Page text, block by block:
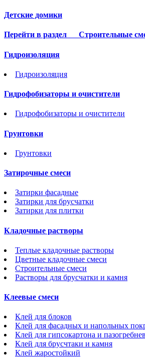
Детские домики
Перейти в раздел Строительные
Гидроизоляция
Гидроизоляция
Гидрофобизаторы и очистители
Гидрофобизаторы и очистители
Грунтовки
Грунтовки
Затирочные смеси
Затирки фасадные
Затирки для брусчатки
Затирки для плитки
Кладочные растворы
Теплые кладочные растворы
Цветные кладочные смеси
Строительные смеси
Растворы для брусчатки и камня
Клеевые смеси
Клей для блоков
Клей для фасадных и напольных
Клей для гипсокартона и
Клей для брусчтаки и камня
Клей жаростойкий